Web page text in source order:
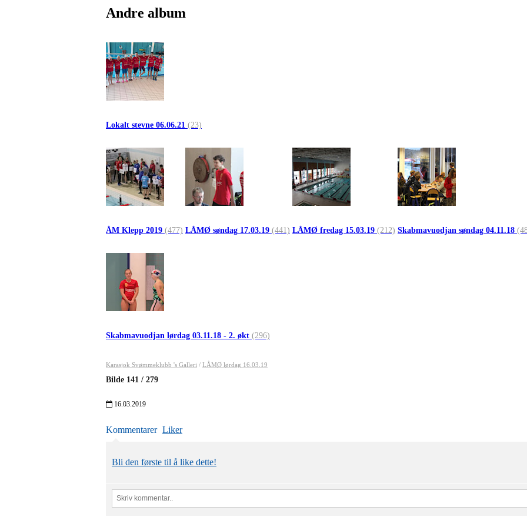
Andre album
Lokalt stevne 06.06.21 (23)
ÅM Klepp 2019 (477) LÅMØ søndag 17.03.19 (441) LÅMØ fredag 15.03.19 (212) Skabmavuodjan søndag 04.11.18
Skabmavuodjan lørdag 03.11.18 - 2. økt (296)
Karasjok Svømmeklubb 's Galleri / LÅMØ lørdag 16.03.19
Bilde 141 / 279
16.03.2019
Kommentarer Liker
Bli den første til å like dette!